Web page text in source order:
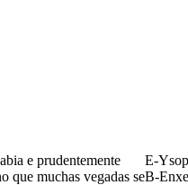
e prudentemente E-
que muchas vegadas seB-